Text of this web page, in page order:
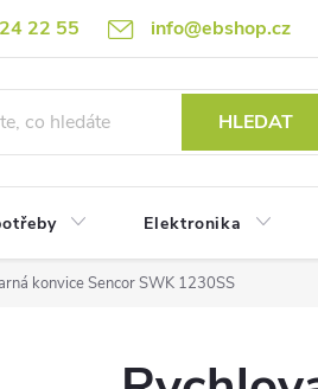
22 55 info@ebshop.cz
HLEDAT
Elektronika
konvice Sencor SWK 1230SS